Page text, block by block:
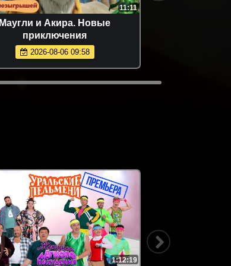
11:11
Маугли и Акира. Новые
приключения
2026-08-06 09:58
1:12:19